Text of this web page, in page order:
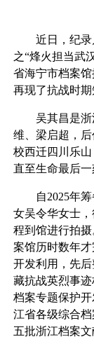
近日，纪
之“烽火担当武
省海宁市档案馆
再现了抗战时期
吴其昌是
维、梁启超，
校西迁四川乐
直至生命最后一
自2025年
女吴令华女士
程到馆进行拍摄
案馆历时数年
开发利用，先
藏抗战英烈事
档案专题保护
江省各级综合
五批浙江档案文